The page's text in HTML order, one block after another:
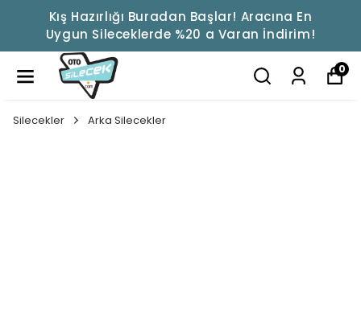
Kış Hazırlığı Buradan Başlar! Aracına En
Uygun Sileceklerde %20 a Varan İndirim!
0
Silecekler Arka Silecekler